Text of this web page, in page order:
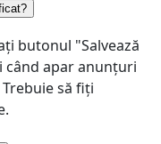
butonul "Salvează
apar anunțuri
să fiți